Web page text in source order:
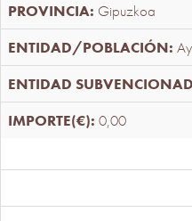
Gipuzkoa
0,00